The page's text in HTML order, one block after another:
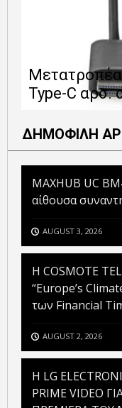
Type-C αρσ.
ΔΗΜΟΦΙΛΗ
MAXHUB UC
αίθουσα
AUGUST 3, 2026
Η COSMOTE
“Europe’s
των Financial
AUGUST 2, 2026
H LG
PRIME VIDEO